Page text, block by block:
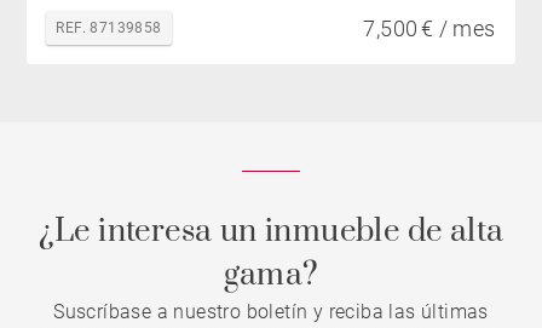
REF. 87139858 7,500 € / mes
¿Le interesa un inmueble de alta
gama?
Suscríbase a nuestro boletín y reciba las últimas